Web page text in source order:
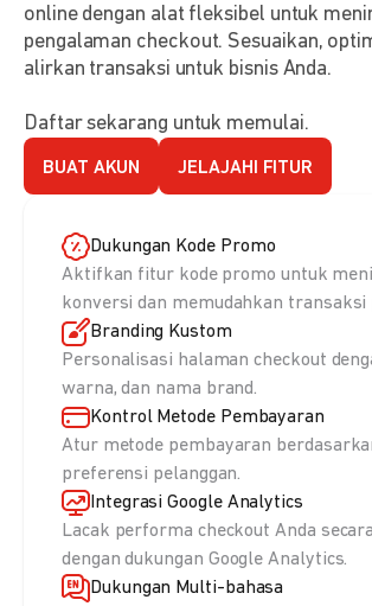
online dengan alat fleksibel untuk
pengalaman checkout. Sesuaikan,
alirkan transaksi untuk bisnis Anda.
Daftar sekarang untuk memulai.
BUAT AKUN JELAJAHI FITUR
Dukungan Kode Promo
Aktifkan fitur kode promo untuk
konversi dan memudahkan transaksi
Branding Kustom
Personalisasi halaman checkout
warna, dan nama brand.
Kontrol Metode Pembayaran
Atur metode pembayaran
preferensi pelanggan.
Integrasi Google Analytics
Lacak performa checkout Anda
dengan dukungan Google Analytics.
Dukungan Multi-bahasa